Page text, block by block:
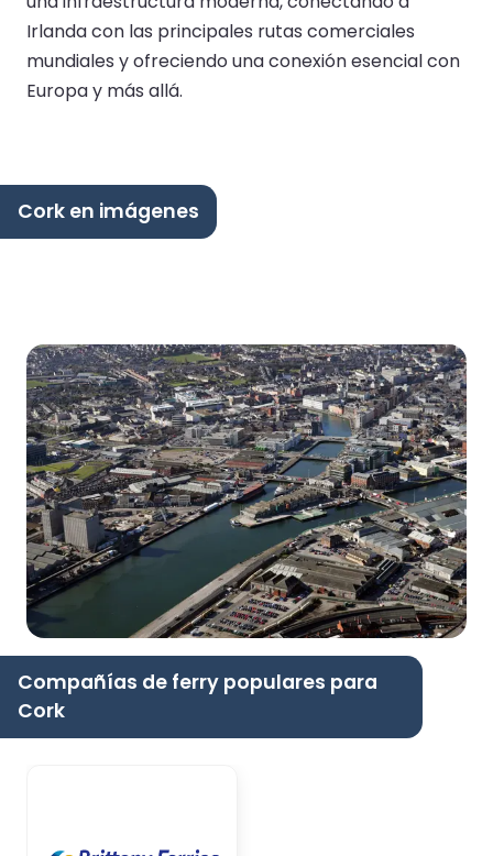
Irlanda con las principales rutas comerciales
mundiales y ofreciendo una conexión esencial con
Europa y más allá.
Cork en imágenes
Compañías de ferry populares para
Cork